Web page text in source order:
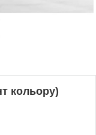
кольору)